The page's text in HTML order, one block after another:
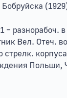
–
Вел. Отеч.
стрелк. корпуса
Польши,